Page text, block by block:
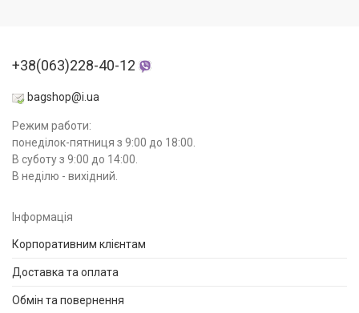
+38(063)228-40-12
bagshop@i.ua
Режим работи:
понеділок-пятниця з 9:00 до 18:00.
В суботу з 9:00 до 14:00.
В неділю - вихідний.
Інформація
Корпоративним клієнтам
Доставка та оплата
Обмін та повернення